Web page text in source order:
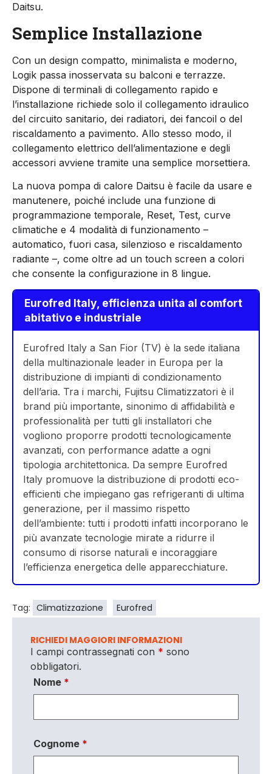
Daitsu.
Semplice Installazione
Con un design compatto, minimalista e moderno,
Logik passa inosservata su balconi e terrazze.
Dispone di terminali di collegamento rapido e
l’installazione richiede solo il collegamento idraulico
del circuito sanitario, dei radiatori, dei fancoil o del
riscaldamento a pavimento. Allo stesso modo, il
collegamento elettrico dell’alimentazione e degli
accessori avviene tramite una semplice morsettiera.
La nuova pompa di calore Daitsu è facile da usare e
manutenere, poiché include una funzione di
programmazione temporale, Reset, Test, curve
climatiche e 4 modalità di funzionamento –
automatico, fuori casa, silenzioso e riscaldamento
radiante –, come oltre ad un touch screen a colori
che consente la configurazione in 8 lingue.
Eurofred Italy, efficienza unita al comfort
abitativo e industriale
Eurofred Italy a San Fior (TV) è la sede italiana
della multinazionale leader in Europa per la
distribuzione di impianti di condizionamento
dell’aria. Tra i marchi, Fujitsu Climatizzatori è il
brand più importante, sinonimo di affidabilità e
professionalità per tutti gli installatori che
vogliono proporre prodotti tecnologicamente
avanzati, con performance adatte a ogni
tipologia architettonica. Da sempre Eurofred
Italy promuove la distribuzione di prodotti eco-
efficienti che impiegano gas refrigeranti di ultima
generazione, per il massimo rispetto
dell’ambiente: tutti i prodotti infatti incorporano le
più avanzate tecnologie mirate a ridurre il
consumo di risorse naturali e incoraggiare
l’efficienza energetica delle apparecchiature.
Tag: Climatizzazione Eurofred
RICHIEDI MAGGIORI INFORMAZIONI
I campi contrassegnati con * sono
obbligatori.
Nome *
Cognome *